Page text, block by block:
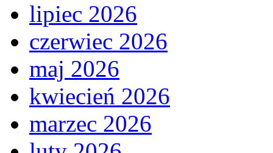
lipiec 2026
czerwiec 2026
maj 2026
kwiecień 2026
marzec 2026